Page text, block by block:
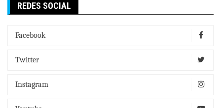
REDES SOCIAL
Facebook
Twitter
Instagram